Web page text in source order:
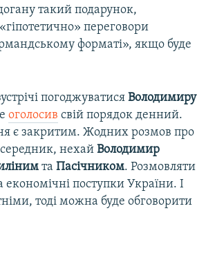
такий подарунок,
переговори
форматі», якщо буде
погоджуватися Володимиру
оголосив свій порядок денний.
є закритим. Жодних розмов про
нехай Володимир
та Пасічником. Розмовляти
поступки України. І
тоді можна буде обговорити